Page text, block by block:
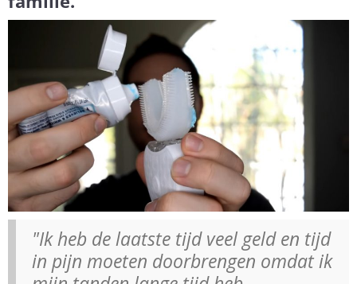
"Ik heb de laatste tijd veel geld en tijd
in pijn moeten doorbrengen omdat ik